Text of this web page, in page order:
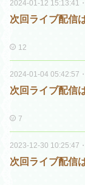
2024-01-12 15:13:41 ・
次回ライブ配信
12
2024-01-04 05:42:57 ・
次回ライブ配信
7
2023-12-30 10:25:47 ・
次回ライブ配信